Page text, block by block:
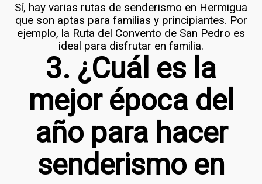
Sí, hay varias rutas de senderismo en Hermigua
que son aptas para familias y principiantes. Por
ejemplo, la Ruta del Convento de San Pedro es
ideal para disfrutar en familia.
3. ¿Cuál es la
mejor época del
año para hacer
senderismo en